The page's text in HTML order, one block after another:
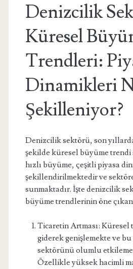
Denizcilik
Küresel
Trendleri:
Dinamikleri
Şekilleniyor?
Denizcilik sektörü, son
şekilde küresel büyüme
hızlı büyüme, çeşitli piyasa
şekillendirilmektedir ve
sunmaktadır. İşte denizcilik
büyüme trendlerinin öne
Ticaretin Artması: Küresel
giderek genişlemekte ve
sektörünü olumlu
Özellikle yüksek hacimli